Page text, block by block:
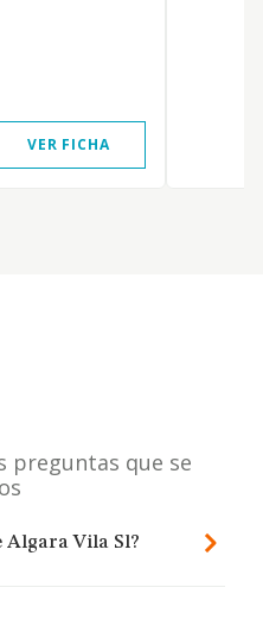
VER FICHA
preguntas que se
Algara Vila Sl?